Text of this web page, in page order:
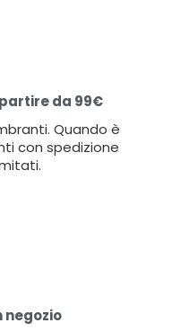
da 99€
Quando è
con spedizione
negozio